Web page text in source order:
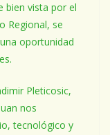
bien vista por el
Regional, se
oportunidad
Pleticosic,
nos
tecnológico y